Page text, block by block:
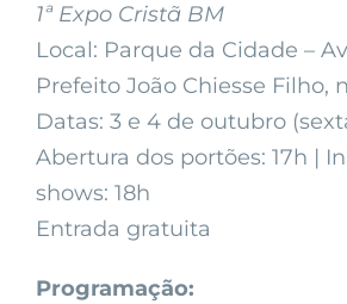
1ª Expo Cristã BM
Local: Parque da Cidade –
Prefeito João Chiesse Filho,
Datas: 3 e 4 de outubro
Abertura dos portões: 17h |
shows: 18h
Entrada gratuita
Programação: